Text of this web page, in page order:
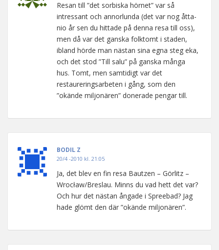
Resan till ”det sorbiska hörnet” var så
intressant och annorlunda (det var nog åtta-
nio år sen du hittade på denna resa till oss),
men då var det ganska folktomt i staden,
ibland hörde man nästan sina egna steg eka,
och det stod ”Till salu” på ganska många
hus. Tomt, men samtidigt var det
restaureringsarbeten i gång, som den
”okände miljonären” donerade pengar till.
BODIL Z
20/4 -2010 kl. 21:05
Ja, det blev en fin resa Bautzen – Görlitz –
Wrocław/Breslau. Minns du vad hett det var?
Och hur det nästan ångade i Spreebad? Jag
hade glömt den där ”okände miljonären”.